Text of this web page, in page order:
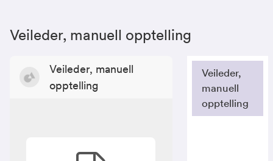
Veileder, manuell opptelling
Veileder, manuell
opptelling
Veileder,
manuell
opptelling